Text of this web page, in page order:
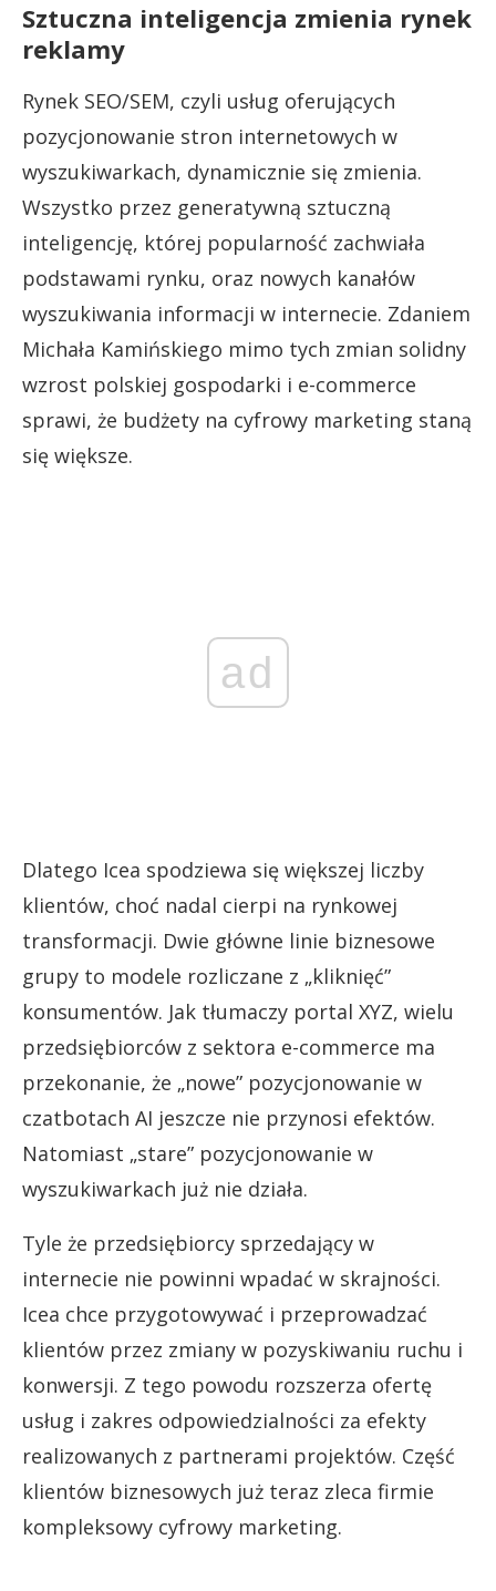
Sztuczna inteligencja zmienia rynek
reklamy
Rynek SEO/SEM, czyli usług oferujących
pozycjonowanie stron internetowych w
wyszukiwarkach, dynamicznie się zmienia.
Wszystko przez generatywną sztuczną
inteligencję, której popularność zachwiała
podstawami rynku, oraz nowych kanałów
wyszukiwania informacji w internecie. Zdaniem
Michała Kamińskiego mimo tych zmian solidny
wzrost polskiej gospodarki i e-commerce
sprawi, że budżety na cyfrowy marketing staną
się większe.
ad
Dlatego Icea spodziewa się większej liczby
klientów, choć nadal cierpi na rynkowej
transformacji. Dwie główne linie biznesowe
grupy to modele rozliczane z „kliknięć”
konsumentów. Jak tłumaczy portal XYZ, wielu
przedsiębiorców z sektora e-commerce ma
przekonanie, że „nowe” pozycjonowanie w
czatbotach AI jeszcze nie przynosi efektów.
Natomiast „stare” pozycjonowanie w
wyszukiwarkach już nie działa.
Tyle że przedsiębiorcy sprzedający w
internecie nie powinni wpadać w skrajności.
Icea chce przygotowywać i przeprowadzać
klientów przez zmiany w pozyskiwaniu ruchu i
konwersji. Z tego powodu rozszerza ofertę
usług i zakres odpowiedzialności za efekty
realizowanych z partnerami projektów. Część
klientów biznesowych już teraz zleca firmie
kompleksowy cyfrowy marketing.